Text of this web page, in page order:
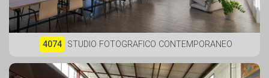
4074 STUDIO FOTOGRAFICO CONTEMPORANEO